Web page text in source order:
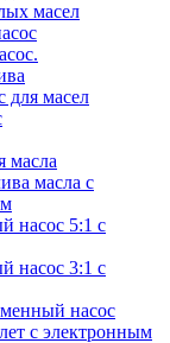
масел
для масел
масла
масла с
насос 5:1 с
насос 3:1 с
насос
с электронным